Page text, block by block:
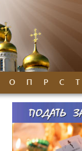
О П Р С Т